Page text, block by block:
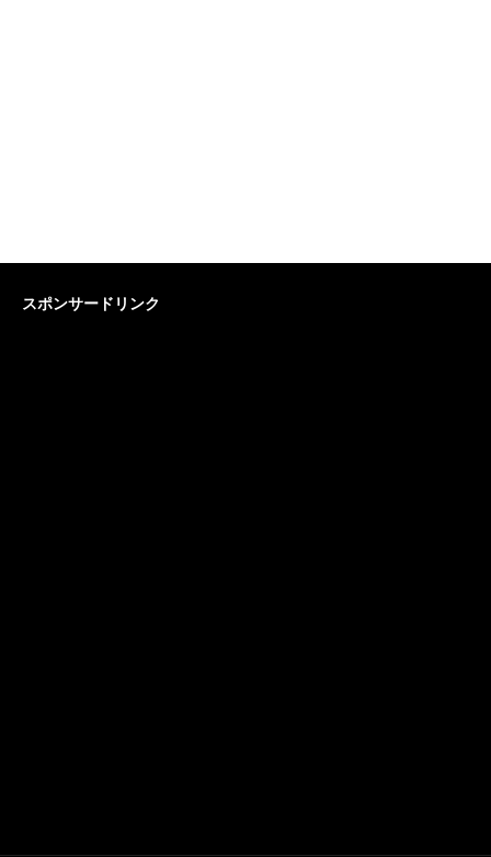
スポンサードリンク